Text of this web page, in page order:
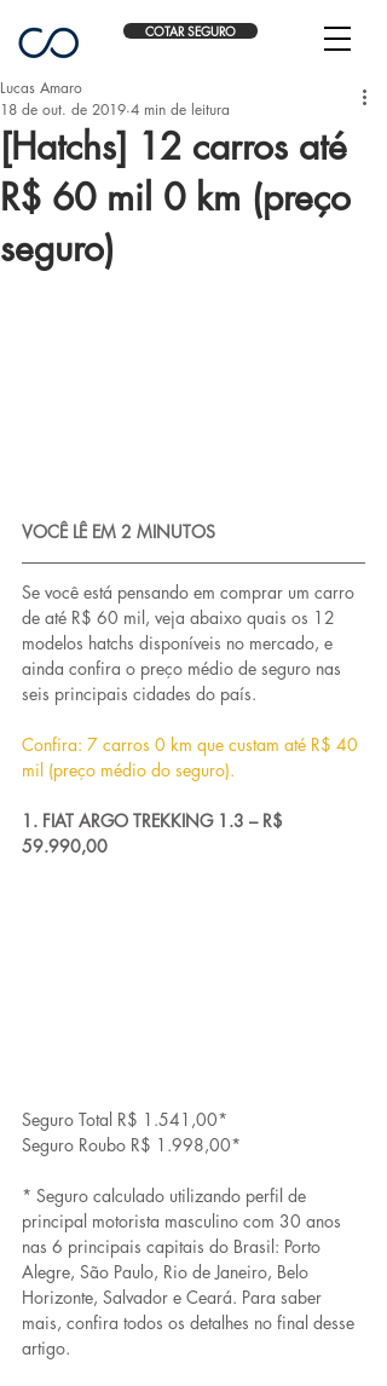
COTAR SEGURO
[Hatchs] 12 carros até
R$ 60 mil 0 km (preço
seguro)
Lucas Amaro
18 de out. de 2019 4 min de leitura
VOCÊ LÊ EM 2 MINUTOS
Se você está pensando em comprar um carro
de até R$ 60 mil, veja abaixo quais os 12
modelos hatchs disponíveis no mercado, e
ainda confira o preço médio de seguro nas
seis principais cidades do país.
Confira: 7 carros 0 km que custam até R$ 40
mil (preço médio do seguro).
1. FIAT ARGO TREKKING 1.3 – R$
59.990,00
Seguro Total R$ 1.541,00*
Seguro Roubo R$ 1.998,00*
* Seguro calculado utilizando perfil de
principal motorista masculino com 30 anos
nas 6 principais capitais do Brasil: Porto
Alegre, São Paulo, Rio de Janeiro, Belo
Horizonte, Salvador e Ceará. Para saber
mais, confira todos os detalhes no final desse
artigo.